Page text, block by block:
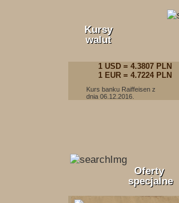
Kursy
walut
1 USD = 4.3807 PLN
1 EUR = 4.7224 PLN
Kurs banku Raiffeisen z
dnia 06.12.2016.
Oferty
specjalne